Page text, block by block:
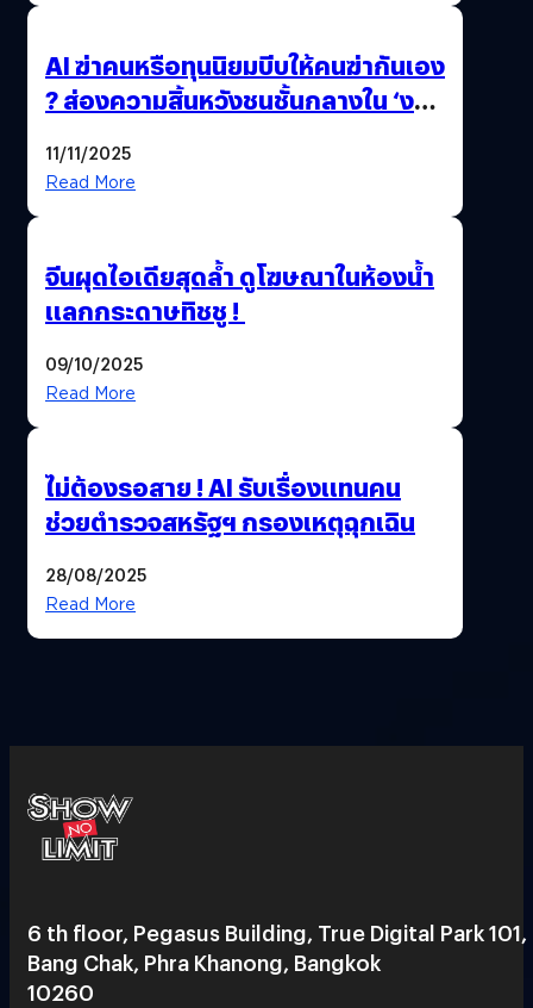
AI ฆ่าคนหรือทุนนิยมบีบให้คนฆ่ากันเอง
? ส่องความสิ้นหวังชนชั้นกลางใน ‘งาน
11/11/2025
Read More
จีนผุดไอเดียสุดล้ำ ดูโฆษณาในห้องน้ำ
แลกกระดาษทิชชู !
09/10/2025
Read More
ไม่ต้องรอสาย ! AI รับเรื่องแทนคน
ช่วยตำรวจสหรัฐฯ กรองเหตุฉุกเฉิน
28/08/2025
Read More
6 th floor, Pegasus Building, True Digital Park 101,
Bang Chak, Phra Khanong, Bangkok
10260